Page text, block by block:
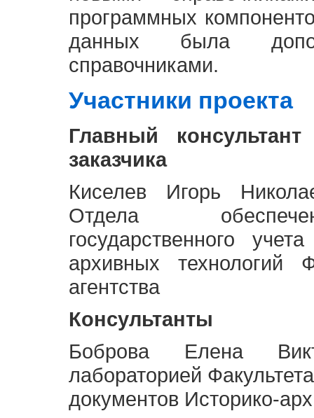
программных
данных была
справочниками.
Участники проекта
Главный
заказчика
Киселев Игорь
Отдела
государственного
архивных технологий
агентства
Консультанты
Боброва Елена
лабораторией
документов Историко-